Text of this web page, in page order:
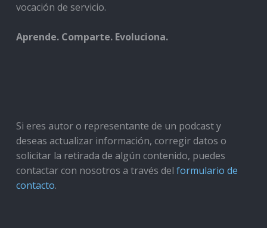
vocación de servicio.
Aprende. Comparte. Evoluciona.
Si eres autor o representante de un podcast y
deseas actualizar información, corregir datos o
solicitar la retirada de algún contenido, puedes
contactar con nosotros a través del formulario de
contacto.